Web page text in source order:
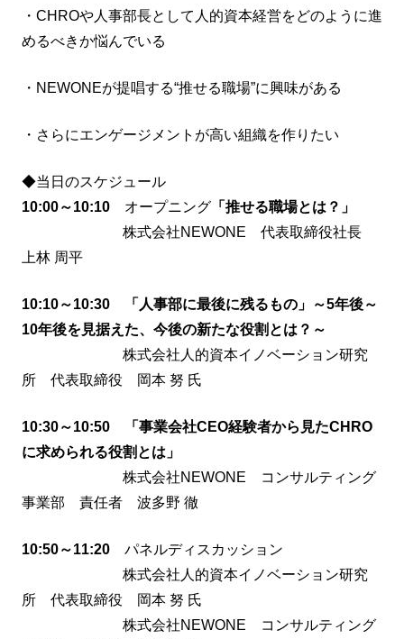
・CHROや人事部長として人的資本経営をどのように進
めるべきか悩んでいる
・NEWONEが提唱する“推せる職場”に興味がある
・さらにエンゲージメントが高い組織を作りたい
◆当日のスケジュール
10:00～10:10 オープニング 「推せる職場とは？」
株式会社NEWONE 代表取締役社長
上林 周平
10:10～10:30
「人事部に最後に残るもの」～5年後～
10年後を見据えた、今後の新たな役割とは？～
株式会社人的資本イノベーション研究
所 代表取締役 岡本 努 氏
10:30～10:50 「事業会社CEO経験者から見たCHRO
に求められる役割とは」
株式会社NEWONE コンサルティング
事業部 責任者 波多野 徹
10:50～11:20 パネルディスカッション
株式会社人的資本イノベーション研究
所 代表取締役 岡本 努 氏
株式会社NEWONE コンサルティング